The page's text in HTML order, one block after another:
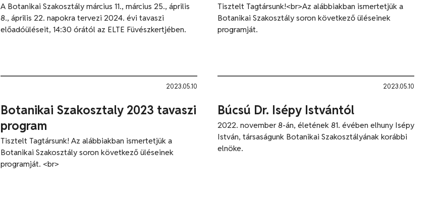
A Botanikai Szakosztály március 11., március 25., április
8., április 22. napokra tervezi 2024. évi tavaszi
előadóüléseit, 14:30 órától az ELTE Füvészkertjében.
Tisztelt Tagtársunk!<br>Az alábbiakban ismertetjük a
Botanikai Szakosztály soron következő üléseinek
programját.
Botanikai Szakosztaly 2023 tavaszi
program
2023.05.10
Tisztelt Tagtársunk! Az alábbiakban ismertetjük a
Botanikai Szakosztály soron következő üléseinek
programját. <br>
Búcsú Dr. Isépy Istvántól
2023.05.10
2022. november 8-án, életének 81. évében elhuny Isépy
István, társaságunk Botanikai Szakosztályának korábbi
elnöke.